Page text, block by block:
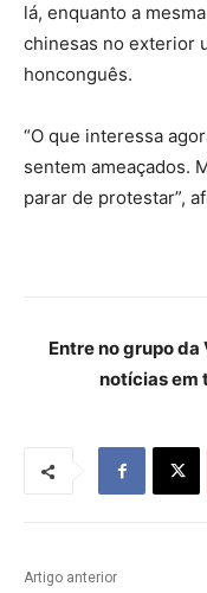
lá, enquanto a
chinesas no exterior
honconguês.
“O que interessa
sentem ameaçados.
parar de protestar”,
Entre no grupo da
notícias em
Artigo anterior